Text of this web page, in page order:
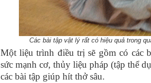
Các bài tập vật lý rất có hiệu quả trong
Một liệu trình điều trị sẽ gồm có các
sức mạnh cơ, thủy liệu pháp (tập thể
các bài tập giúp hít thở sâu.